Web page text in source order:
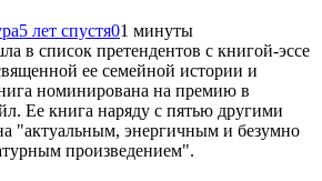
5 лет спустя01 минуты
в список претендентов с книгой-эссе
ее семейной истории и
номинирована на премию в
Ее книга наряду с пятью другими
"актуальным, энергичным и безумно
произведением".